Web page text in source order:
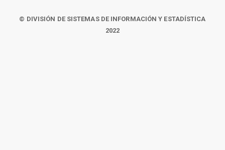
© DIVISIÓN DE SISTEMAS DE INFORMACIÓN Y ESTADÍSTICA
2022